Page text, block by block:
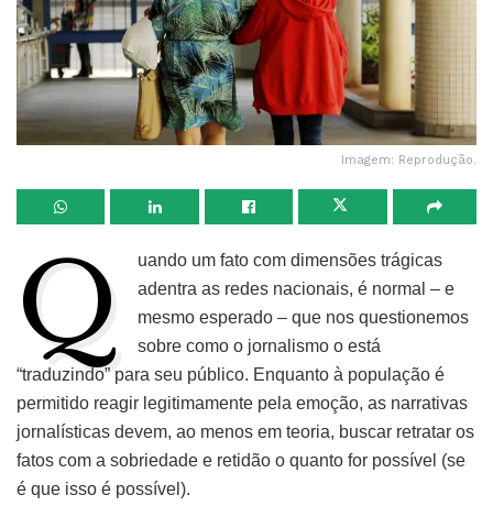
Imagem: Reprodução.
Q
uando um fato com dimensões trágicas
adentra as redes nacionais, é normal – e
mesmo esperado – que nos questionemos
sobre como o jornalismo o está
“traduzindo” para seu público. Enquanto à população é
permitido reagir legitimamente pela emoção, as narrativas
jornalísticas devem, ao menos em teoria, buscar retratar os
fatos com a sobriedade e retidão o quanto for possível (se
é que isso é possível).